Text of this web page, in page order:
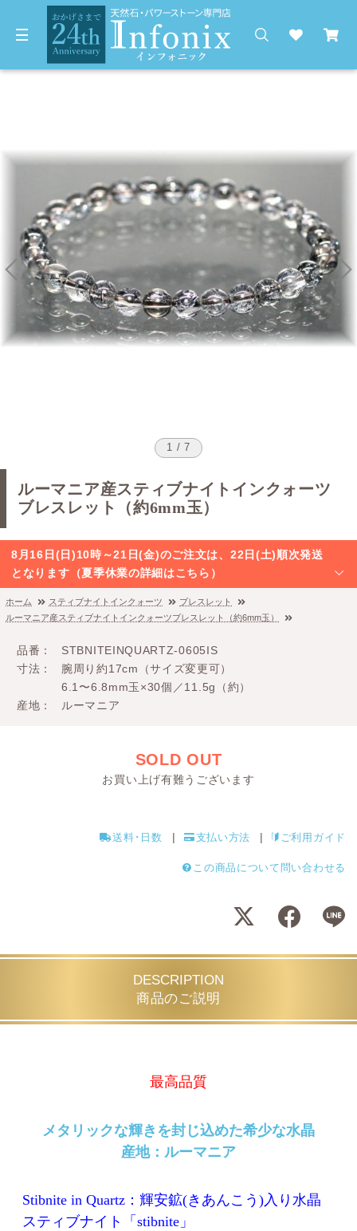
1 / 7
ルーマニア産スティブナイトインクォーツ
ブレスレット（約6mm玉）
8月16日(日)10時～21日(金)のご注文は、22日(土)順次発送
となります（夏季休業の詳細はこちら）
ホーム スティブナイトインクォーツ
ブレスレット
ルーマニア産スティブナイトインクォーツブレスレット（約6mm玉）
品番
STBNITEINQUARTZ-0605IS
寸法
腕周り約17cm（サイズ変更可）
6.1〜6.8mm玉×30個／11.5g（約）
産地
ルーマニア
SOLD OUT
お買い上げ有難うございます
送料･日数 支払い方法 ご利用ガイド
この商品について問い合わせる
DESCRIPTION
商品のご説明
最高品質
メタリックな輝きを封じ込めた希少な水晶
産地：ルーマニア
Stibnite in Quartz：輝安鉱(きあんこう)入り水晶
スティブナイト「stibnite」